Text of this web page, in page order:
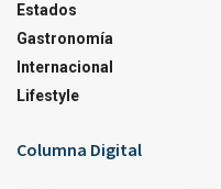
Estados
Gastronomía
Internacional
Lifestyle
Columna Digital